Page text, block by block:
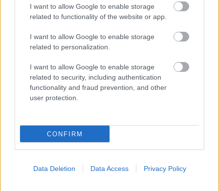
I want to allow Google to enable storage
related to functionality of the website or app.
I want to allow Google to enable storage
related to personalization.
I want to allow Google to enable storage
related to security, including authentication
functionality and fraud prevention, and other
user protection.
CONFIRM
Data Deletion Data Access Privacy Policy
ΜΠΕΙΤΕ ΣΤΗ ΣΥΖΗΤΗΣΗ
Loading...